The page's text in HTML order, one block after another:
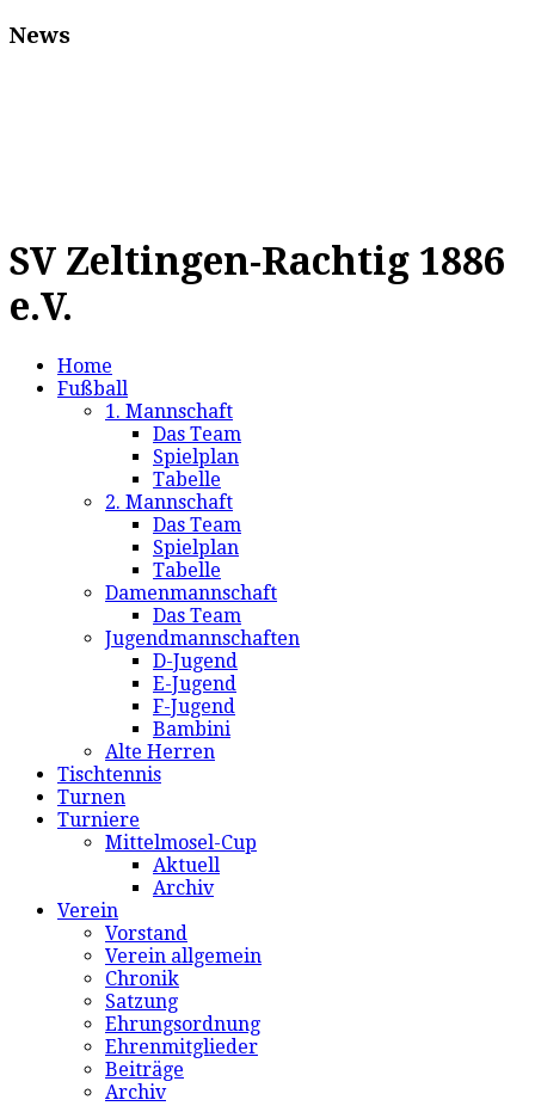
News
SV Zeltingen-Rachtig 1886
e.V.
Home
Fußball
1. Mannschaft
Das Team
Spielplan
Tabelle
2. Mannschaft
Das Team
Spielplan
Tabelle
Damenmannschaft
Das Team
Jugendmannschaften
D-Jugend
E-Jugend
F-Jugend
Bambini
Alte Herren
Tischtennis
Turnen
Turniere
Mittelmosel-Cup
Aktuell
Archiv
Verein
Vorstand
Verein allgemein
Chronik
Satzung
Ehrungsordnung
Ehrenmitglieder
Beiträge
Archiv